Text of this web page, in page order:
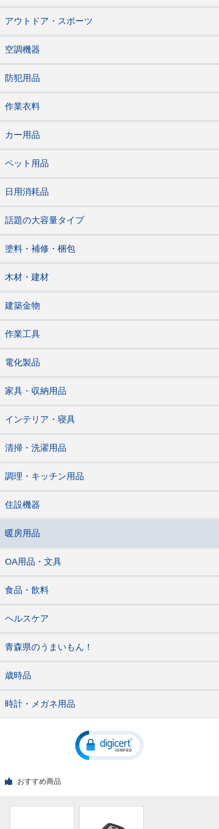
アウトドア・スポーツ
空調機器
防犯用品
作業衣料
カー用品
ペット用品
日用消耗品
話題の大容量タイプ
塗料・補修・梱包
木材・建材
建築金物
作業工具
電化製品
家具・収納用品
インテリア・寝具
清掃・洗濯用品
調理・キッチン用品
住設機器
暖房用品
OA用品・文具
食品・飲料
ヘルスケア
青森県のうまいもん！
歳時品
時計・メガネ用品
おすすめ商品